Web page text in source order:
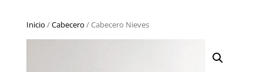
Inicio /Cabecero / Cabecero Nieves